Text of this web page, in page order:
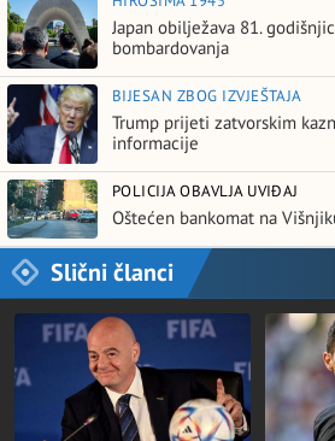
Japan obilježava 81.
bombardovanja
BIJESAN ZBOG IZVJEŠTAJA
Trump prijeti zatvorskim
informacije
POLICIJA OBAVLJA UVIĐAJ
Oštećen bankomat na
Slični članci